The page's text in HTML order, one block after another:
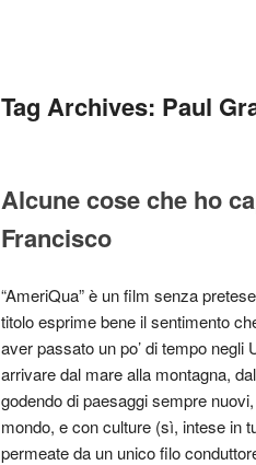
Tag Archives: Paul
Alcune cose che ho
Francisco
“AmeriQua” è un film senza
titolo esprime bene il sentimento
aver passato un po’ di tempo
arrivare dal mare alla montagna,
godendo di paesaggi sempre
mondo, e con culture (sì, intese in
permeate da un unico filo